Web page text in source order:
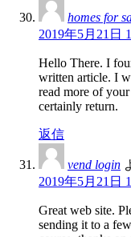
homes for
2019年5月21日
Hello There. I
written article. I
read more of
certainly return.
返信
vend login
2019年5月21日
Great web site.
sending it to a